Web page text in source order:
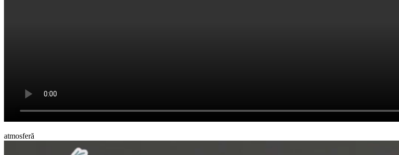
atmosferă